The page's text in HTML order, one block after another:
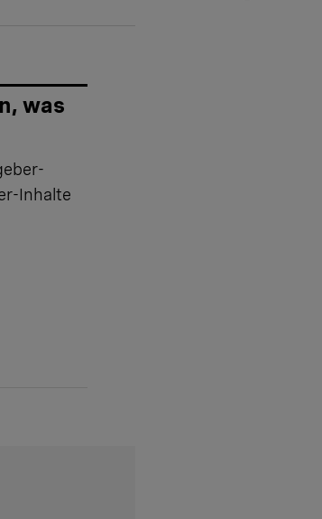
was
Inhalte